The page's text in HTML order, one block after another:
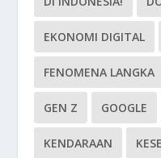
EKONOMI DIGITAL
FENOMENA LANGKA
GEN Z GOOGLE
KENDARAAN